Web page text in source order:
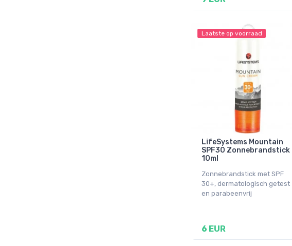
Laatste op voorraad
LifeSystems Mountain
SPF30 Zonnebrandstick
10ml
Zonnebrandstick met SPF
30+, dermatologisch getest
en parabeenvrij
6 EUR